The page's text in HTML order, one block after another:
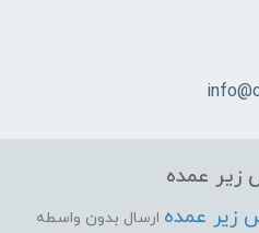
زیر عمده
زیر عمده ارسال بدون واسطه